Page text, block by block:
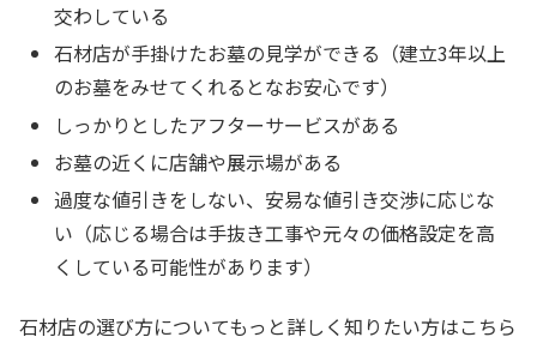
交わしている
石材店が手掛けたお墓の見学ができる（建立3年以上
のお墓をみせてくれるとなお安心です）
しっかりとしたアフターサービスがある
お墓の近くに店舗や展示場がある
過度な値引きをしない、安易な値引き交渉に応じな
い（応じる場合は手抜き工事や元々の価格設定を高
くしている可能性があります）
石材店の選び方についてもっと詳しく知りたい方はこちら